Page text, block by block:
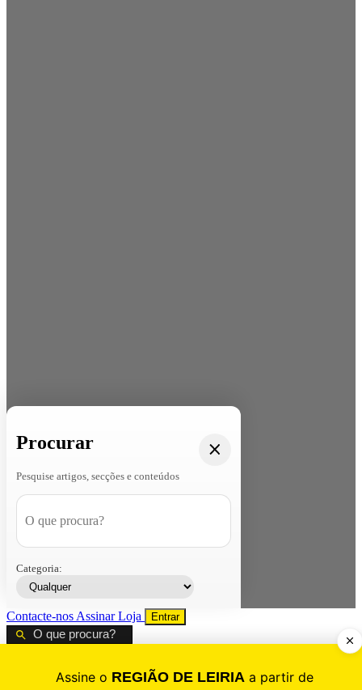
Procurar
Pesquise artigos, secções e conteúdos
Categoria:
Contacte-nos AssinarLoja Entrar